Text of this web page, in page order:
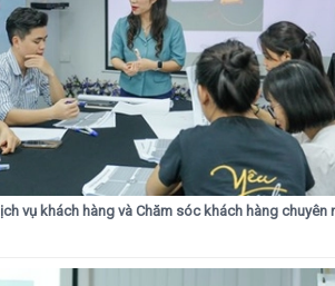
vụ khách hàng và Chăm sóc khách hàng chuyên